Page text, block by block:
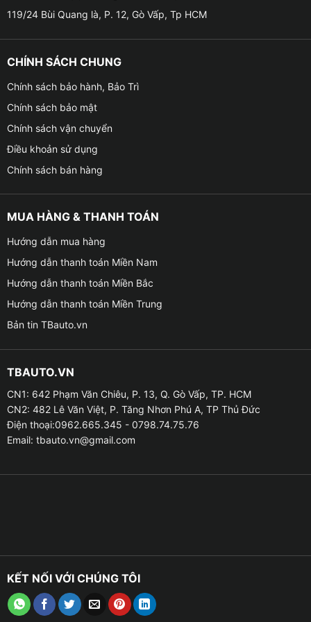
Địa chỉ độ led nội thất ô tô cho xe Ford
độ như nhanh- chậm, tối-sáng, tùy chỉnh hoặc ngẫu
nhiên.
✦ Thiết bị có thể điều khiển dễ dàng và bạn còn có
Android hoặc smartphone.
✦ Giúp xe lung linh, nổi bật hơn và tạo được sự thu hút
✦ Đèn LED có thể điều chỉnh tự động để không gây ra
tình trạng chói mắt, khó chịu cản trở quá trình bạn lái
✦ Tạo hiệu ứng lung linh huyền ảo cho xe khi vào ban
✦ Cung cấp ánh sáng cho bên trong khoang nội thất
giúp bạn dễ dàng quan sát và mang lại không gian mới
mẻ độc đáo.
✦ Giá thành led nội thất hợp lý nhưng vẫn đảm bảo độ
119/24 Bùi Quang là, P. 12, Gò Vấp, Tp HCM
CHÍNH SÁCH CHUNG
Chính sách bảo hành, Bảo Trì
Chính sách bảo mật
Chính sách vận chuyển
Điều khoản sử dụng
Chính sách bán hàng
MUA HÀNG & THANH TOÁN
Hướng dẫn mua hàng
Hướng dẫn thanh toán Miền Nam
Hướng dẫn thanh toán Miền Bắc
Hướng dẫn thanh toán Miền Trung
Bản tin TBauto.vn
TBAUTO.VN
CN1: 642 Phạm Văn Chiêu, P. 13, Q. Gò Vấp, TP. HCM
CN2: 482 Lê Văn Việt, P. Tăng Nhơn Phú A, TP Thủ Đức
Điện thoại:0962.665.345 - 0798.74.75.76
Email: tbauto.vn@gmail.com
KẾT NỐI VỚI CHÚNG TÔI